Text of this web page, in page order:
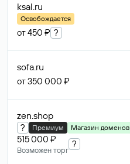
ksal.ru
Освобождается
от 450 ₽ ?
sofa.ru
от 350 000 ₽
zen.shop
? Премиум Магазин доменов
515 000 ₽
Возможен торг
?